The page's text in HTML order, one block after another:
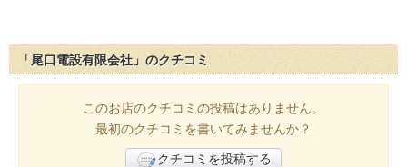
「尾口電設有限会社」のクチコミ
このお店のクチコミの投稿はありません。
最初のクチコミを書いてみませんか？
クチコミを投稿する